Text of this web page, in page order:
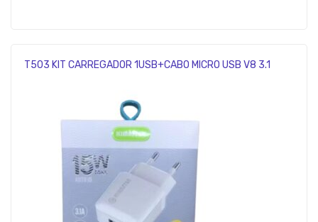
T503 KIT CARREGADOR 1USB+CABO MICRO USB V8 3.1